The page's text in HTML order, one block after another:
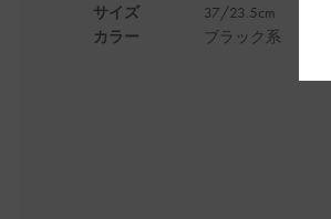
サイズ
カラー
37/23.5cm
ブラック系